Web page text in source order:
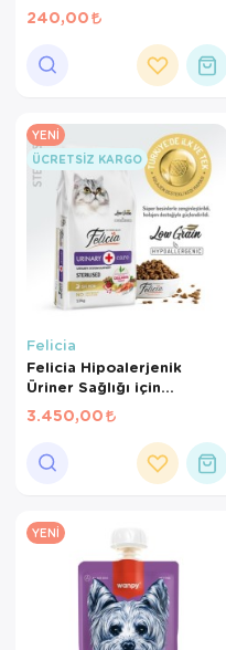
240,00
YENI
ÜCRETSIZ KARGO
Felicia
Felicia Hipoalerjenik
Üriner Sağlığı için
Somonlu Düşük Tahıllı
Kısırlaştırılmış Kedi
3.450,00
YENI